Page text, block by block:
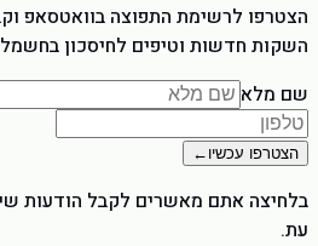
הצטרפו לרשימת התפוצה בוואטסאפ
השקות חדשות וטיפים לחיסכון
שם מלא
הצטרפו עכשיו ←
בלחיצה אתם מאשרים לקבל הודעות
עת.